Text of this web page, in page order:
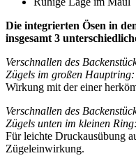
Die integrierten Ösen in
insgesamt 3
Verschnallen des
Zügels im großen Hauptring:
Wirkung mit der einer
Verschnallen des
Zügels unten im kleinen Ring:
Für leichte Druckausübung
Zügeleinwirkung.